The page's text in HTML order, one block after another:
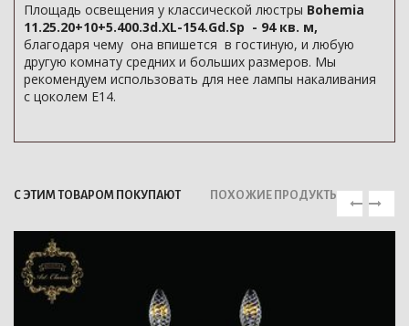
Площадь освещения у классической люстры Bohemia
11.25.20+10+5.400.3d.XL-154.Gd.Sp - 94 кв. м,
благодаря чему она впишется в гостиную, и любую
другую комнату средних и больших размеров. Мы
рекомендуем использовать для нее лампы накаливания
с цоколем E14.
С ЭТИМ ТОВАРОМ ПОКУПАЮТ ПОХОЖИЕ ПРОДУКТЫ